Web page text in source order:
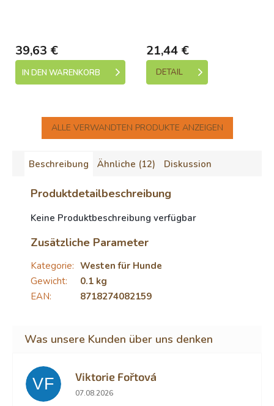
39,63 €
IN DEN WARENKORB
21,44 €
DETAIL
ALLE VERWANDTEN PRODUKTE ANZEIGEN
Beschreibung Ähnliche (12) Diskussion
Produktdetailbeschreibung
Keine Produktbeschreibung verfügbar
Zusätzliche Parameter
Kategorie: Westen für Hunde
Gewicht:
0.1 kg
EAN: 8718274082159
VF Viktorie Fořtová
Die Shop-Bewertung beträgt 2 von 5 Sternen.
07.08.2026